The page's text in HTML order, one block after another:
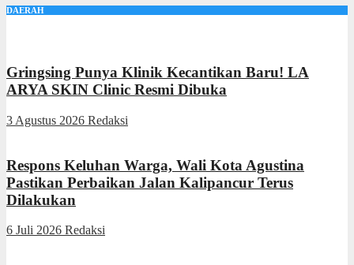
DAERAH
Gringsing Punya Klinik Kecantikan Baru! LA
ARYA SKIN Clinic Resmi Dibuka
3 Agustus 2026 Redaksi
Respons Keluhan Warga, Wali Kota Agustina
Pastikan Perbaikan Jalan Kalipancur Terus
Dilakukan
6 Juli 2026 Redaksi